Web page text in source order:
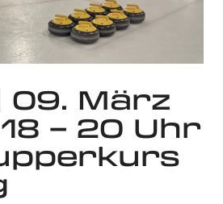
09. März
– 20 Uhr